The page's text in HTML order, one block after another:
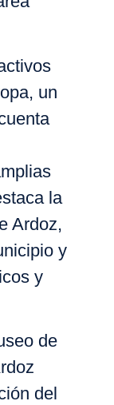
, un
la
Ardoz,
y
y
de
del